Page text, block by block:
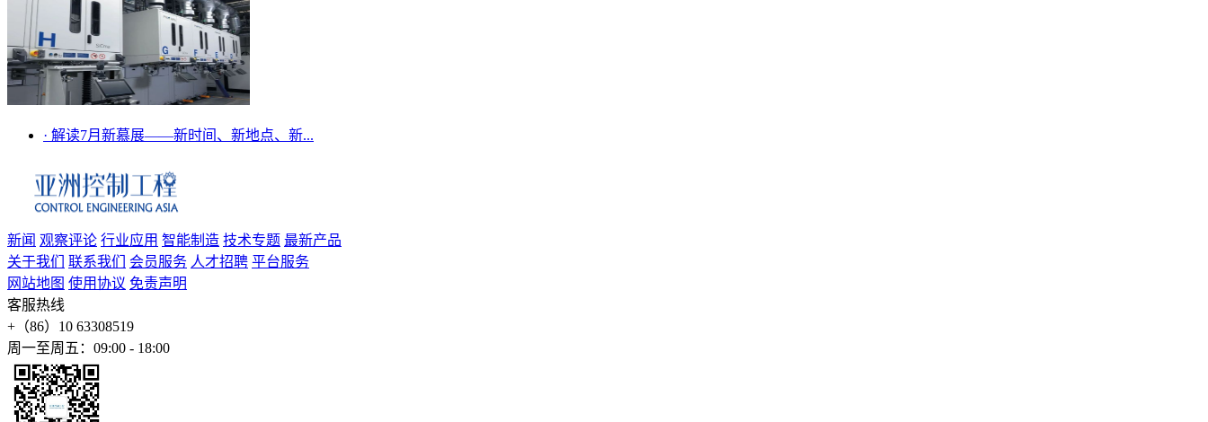
· 解读7月新慕展——新时间、新地点、新...
新闻 观察评论 行业应用 智能制造 技术专题 最新产品
关于我们
联系我们 会员服务 人才招聘 平台服务
网站地图 使用协议 免责声明
客服热线
+（86）10 63308519
周一至周五：09:00 - 18:00